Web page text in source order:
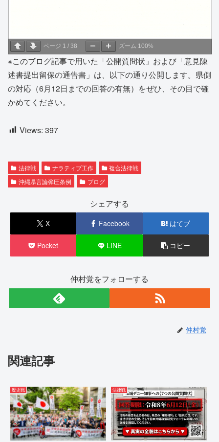
ページ 1 / 38 ズーム 100%
※このブログ記事で用いた「公開質問状」および「意見陳
述書提出留保の通告書」は、以下の通り公開します。県側
の対応（6月12日までの回答の有無）をぜひ、その目で確
かめてください。
Views: 397
法律戦 ナラティブ工作
複合法律戦
沖縄県言論弾圧条例
ブログ
シェアする
X Facebook はてブ
Pocket LINE コピー
仲村覚をフォローする
仲村覚
関連記事
歴史戦 法律戦